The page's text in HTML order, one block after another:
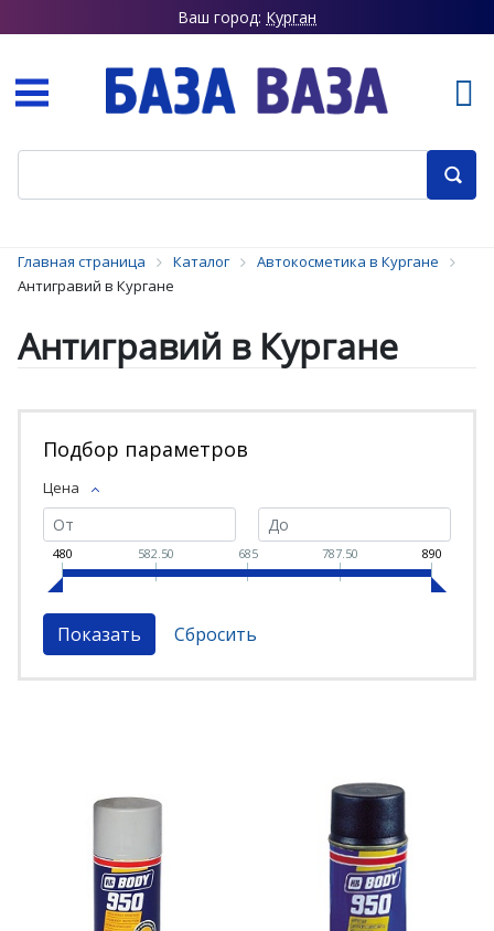
Ваш город: Курган
Главная страница Каталог
Автокосметика в Кургане
Антигравий в Кургане
Антигравий в Кургане
Подбор параметров
Цена
480 582.50 685 787.50 890